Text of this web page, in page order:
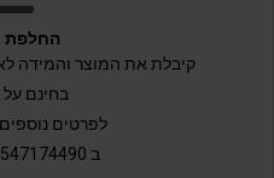
החלפת
קיבלת את המוצר והמידה
בחינם על
לפרטים
ב 0547174490 WhatsApp